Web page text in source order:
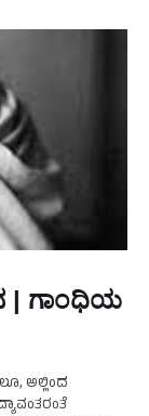
| ಗಾಂಧಿಯ
ಅಲ್ಲಿಂದ